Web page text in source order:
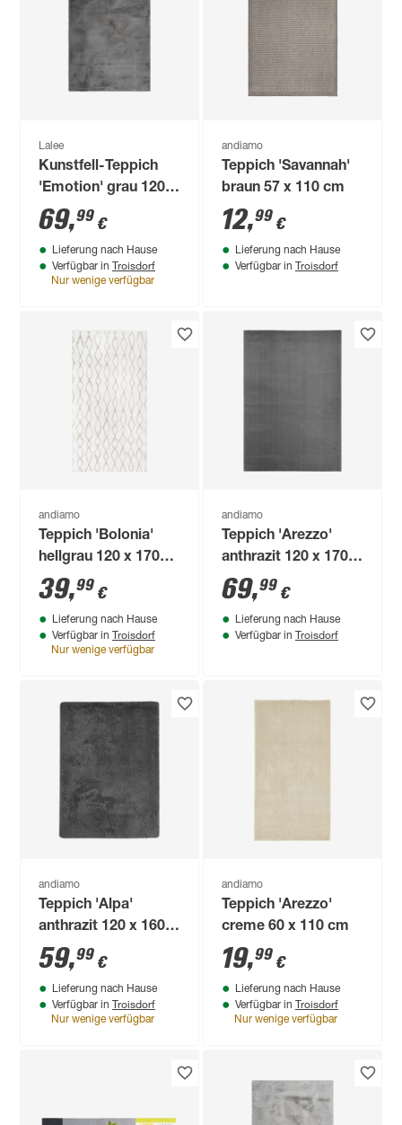
Lalee
Kunstfell-Teppich
'Emotion' grau 120 x
170 cm
69,99 €
Lieferung nach Hause
Verfügbar in Troisdorf
Nur wenige verfügbar
andiamo
Teppich 'Savannah'
braun 57 x 110 cm
12,99 €
Lieferung nach Hause
Verfügbar in Troisdorf
andiamo
Teppich 'Bolonia'
hellgrau 120 x 170
cm
39,99 €
Lieferung nach Hause
Verfügbar in Troisdorf
Nur wenige verfügbar
andiamo
Teppich 'Arezzo'
anthrazit 120 x 170
cm
69,99 €
Lieferung nach Hause
Verfügbar in Troisdorf
andiamo
Teppich 'Alpa'
anthrazit 120 x 160
cm
59,99 €
Lieferung nach Hause
Verfügbar in Troisdorf
Nur wenige verfügbar
andiamo
Teppich 'Arezzo'
creme 60 x 110 cm
19,99 €
Lieferung nach Hause
Verfügbar in Troisdorf
Nur wenige verfügbar